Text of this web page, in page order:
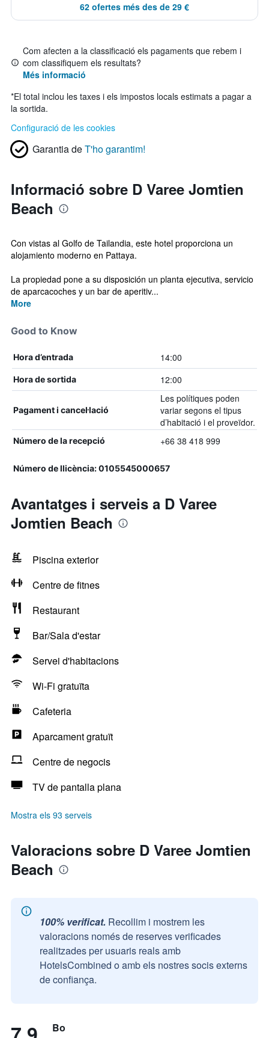
62 ofertes més des de 29 €
Com afecten a la classificació els pagaments que rebem i
com classifiquem els resultats?
Més informació
*El total inclou les taxes i els impostos locals estimats a pagar a
la sortida.
Configuració de les cookies
Garantia deT'ho garantim!
Informació sobre D Varee Jomtien
Beach
Con vistas al Golfo de Tailandia, este hotel proporciona un
alojamiento moderno en Pattaya.
La propiedad pone a su disposición un planta ejecutiva, servicio
de aparcacoches y un bar de aperitiv...
More
Good to Know
Hora d’entrada 14:00
Hora de sortida 12:00
Pagament i cancel·lació
Les polítiques poden
variar segons el tipus
d’habitació i el proveïdor.
Número de la recepció +66 38 418 999
Número de llicència: 0105545000657
Avantatges i serveis a D Varee
Jomtien Beach
Piscina exterior
Centre de fitnes
Restaurant
Bar/Sala d'estar
Servei d'habitacions
Wi-Fi gratuïta
Cafeteria
Aparcament gratuït
Centre de negocis
TV de pantalla plana
Mostra els 93 serveis
Valoracions sobre D Varee Jomtien
Beach
100% verificat. Recollim i mostrem les
valoracions només de reserves verificades
realitzades per usuaris reals amb
HotelsCombined o amb els nostres socis externs
de confiança.
Bo